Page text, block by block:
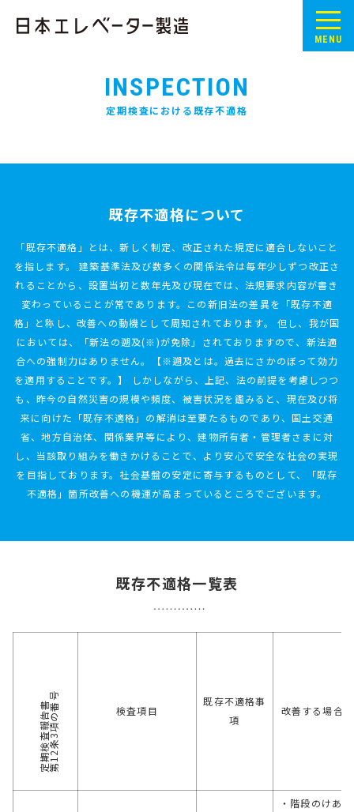
MENU
INSPECTION
定期検査における既存不適格
既存不適格について
「既存不適格」とは、新しく制定、改正された規定に適合しないこと
を指します。
建築基準法及び数多くの関係法令は毎年少しずつ改正さ
れることから、設置当初と数年先及び現在では、法規要求内容が書き
変わっていることが常であります。この新旧法の差異を「既存不適
格」と称し、改善への動機として周知されております。
但し、我が国
においては、「新法の遡及(※)が免除」されておりますので、新法適
合への強制力はありません。
【※遡及とは。過去にさかのぼって効力
を適用することです。】
しかしながら、上記、法の前提を考慮しつつ
も、昨今の自然災害の規模や頻度、被害状況を鑑みると、現在及び将
来に向けた「既存不適格」の解消は至要たるものであり、国土交通
省、地方自治体、関係業界等により、建物所有者・管理者さまに対
し、当該取り組みを働きかけることで、より安心で安全な社会の実現
を目指しております。社会基盤の安定に寄与するものとして、「既存
不適格」箇所改善への機運が高まっているところでございます。
既存不適格一覧表
定期検査報告書第12条3項の番号 検査項目
既存不適格事
項
改善する場合
・階段のけあ